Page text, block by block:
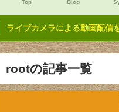
Top Blog
ライブカメラによる動画配信
rootの記事一覧